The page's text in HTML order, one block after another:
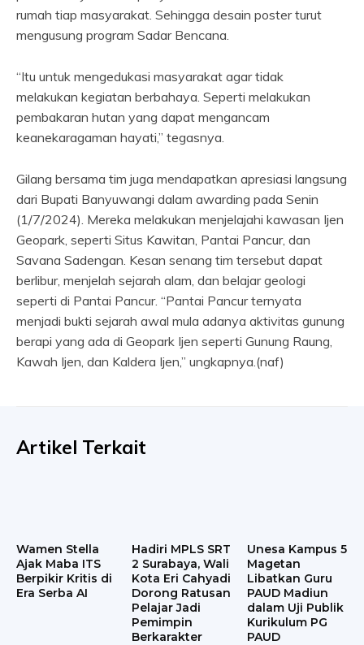
rumah tiap masyarakat. Sehingga desain poster turut
mengusung program Sadar Bencana.
“Itu untuk mengedukasi masyarakat agar tidak
melakukan kegiatan berbahaya. Seperti melakukan
pembakaran hutan yang dapat mengancam
keanekaragaman hayati,” tegasnya.
Gilang bersama tim juga mendapatkan apresiasi langsung
dari Bupati Banyuwangi dalam awarding pada Senin
(1/7/2024). Mereka melakukan menjelajahi kawasan Ijen
Geopark, seperti Situs Kawitan, Pantai Pancur, dan
Savana Sadengan. Kesan senang tim tersebut dapat
berlibur, menjelah sejarah alam, dan belajar geologi
seperti di Pantai Pancur. “Pantai Pancur ternyata
menjadi bukti sejarah awal mula adanya aktivitas gunung
berapi yang ada di Geopark Ijen seperti Gunung Raung,
Kawah Ijen, dan Kaldera Ijen,” ungkapnya.(naf)
Artikel Terkait
Wamen Stella
Ajak Maba ITS
Berpikir Kritis di
Era Serba AI
Hadiri MPLS SRT
2 Surabaya, Wali
Kota Eri Cahyadi
Dorong Ratusan
Pelajar Jadi
Pemimpin
Berkarakter
Unesa Kampus 5
Magetan
Libatkan Guru
PAUD Madiun
dalam Uji Publik
Kurikulum PG
PAUD